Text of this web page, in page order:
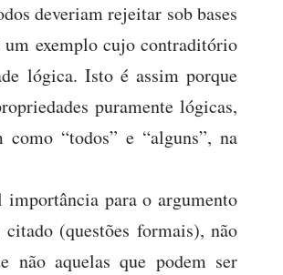
deveriam rejeitar sob bases
um exemplo cujo contraditório
lógica. Isto é assim porque
puramente lógicas,
“todos” e “alguns”, na
para o argumento
(questões formais), não
não aquelas que podem ser